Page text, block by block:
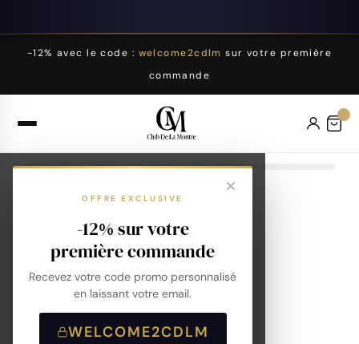
-12% avec le code : welcome2cdlm sur votre première
commande
OFFRE EXCLUSIVE
-12% sur votre
première commande
Recevez votre code promo personnalisé
en laissant votre email.
WELCOME2CDLM